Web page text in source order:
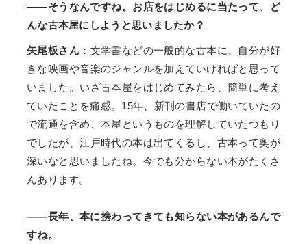
――そうなんですね。お店をはじめるに当たって、ど
んな古本屋にしようと思いましたか？
矢尾板さん ：文学書などの一般的な古本に、自分が好
きな映画や音楽のジャンルを加えていければと思って
いました。いざ古本屋をはじめてみたら、簡単に考え
ていたことを痛感。15年、新刊の書店で働いていたの
で流通を含め、本屋というものを理解していたつもり
でしたが、江戸時代の本は出てくるし、古本って奥が
深いなと思いましたね。今でも分からない本がたくさ
んあります。
――長年、本に携わってきても知らない本があるんで
すね。